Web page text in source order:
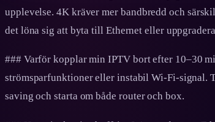
upplevelse. 4K kräver mer bandbredd och
det löna sig att byta till Ethernet eller
### Varför kopplar min IPTV bort efter 10–30
strömsparfunktioner eller instabil Wi‑Fi-signal.
saving och starta om både router och box.